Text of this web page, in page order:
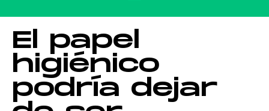
El papel
higiénico
podría dejar